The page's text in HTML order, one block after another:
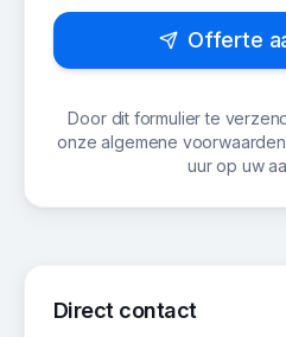
Offerte
Door dit formulier te
onze algemene
uur op uw
Direct contact